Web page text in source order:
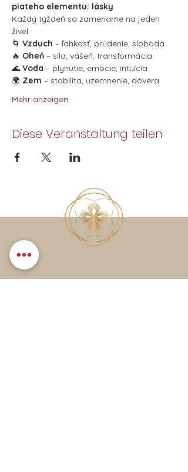
piateho elementu: lásky.
Každý týždeň sa zameriame na jeden
živel:
🌀 Vzduch – ľahkosť, prúdenie, sloboda
🔥 Oheň – sila, vášeň, transformácia
🌊 Voda – plynutie, emócie, intuícia
🌍 Zem – stabilita, uzemnenie, dôvera
Mehr anzeigen
Diese Veranstaltung teilen